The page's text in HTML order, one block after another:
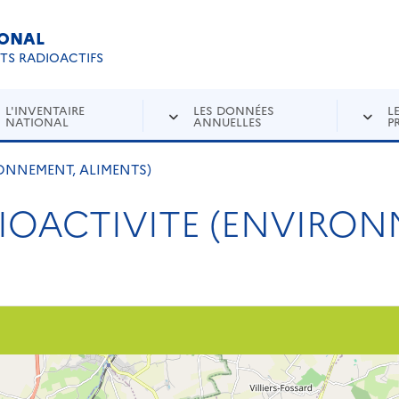
RADIOACTIFS
L'INVENTAIRE
NATIONAL
LES DONNÉES
ANNUELLES
ALIMENTS)